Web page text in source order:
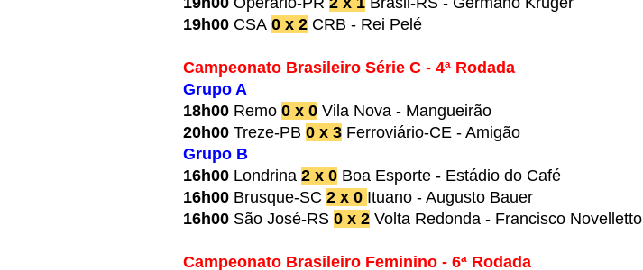
19h00 CSA 0 x 2 CRB - Rei Pelé
Campeonato Brasileiro Série C - 4ª Rodada
Grupo A
18h00 Remo 0 x 0 Vila Nova - Mangueirão
20h00 Treze-PB 0 x 3 Ferroviário-CE - Amigão
Grupo B
16h00 Londrina 2 x 0 Boa Esporte - Estádio do Café
16h00 Brusque-SC 2 x 0 Ituano - Augusto Bauer
16h00 São José-RS 0 x 2 Volta Redonda - Francisco Novelletto
Campeonato Brasileiro Feminino - 6ª Rodada